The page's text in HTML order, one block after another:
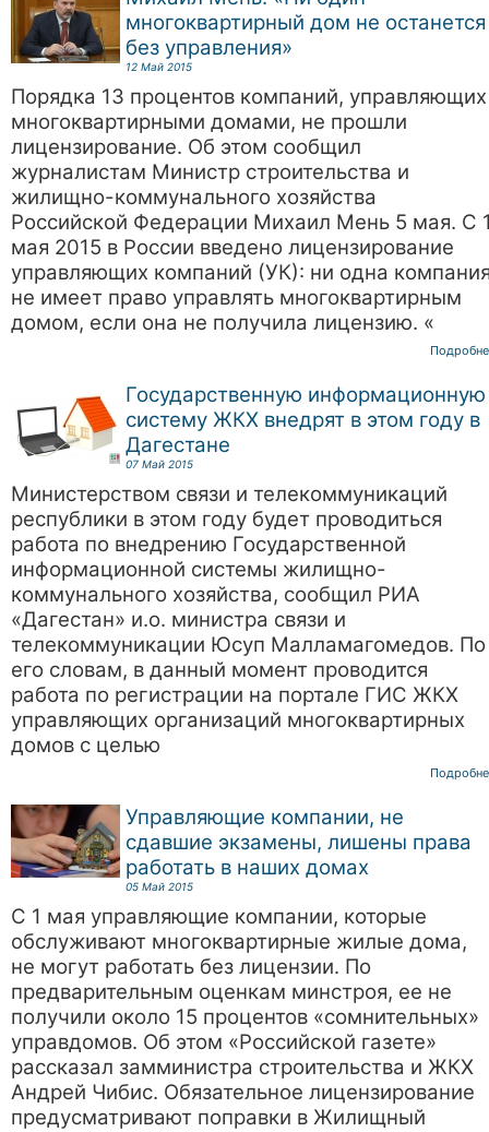
многоквартирный дом не останется
без управления»
12 Май 2015
Порядка 13 процентов компаний, управляющих
многоквартирными домами, не прошли
лицензирование. Об этом сообщил
журналистам Министр строительства и
жилищно-коммунального хозяйства
Российской Федерации Михаил Мень 5 мая. С
мая 2015 в России введено лицензирование
управляющих компаний (УК): ни одна
не имеет право управлять многоквартирным
домом, если она не получила лицензию. «
Государственную информационную
систему ЖКХ внедрят в этом году в
Дагестане
07 Май 2015
Министерством связи и телекоммуникаций
республики в этом году будет проводиться
работа по внедрению Государственной
информационной системы жилищно-
коммунального хозяйства, сообщил РИА
«Дагестан» и.о. министра связи и
телекоммуникации Юсуп Малламагомедов. По
его словам, в данный момент проводится
работа по регистрации на портале ГИС ЖКХ
управляющих организаций многоквартирных
домов с целью
Управляющие компании, не
сдавшие экзамены, лишены права
работать в наших домах
05 Май 2015
С 1 мая управляющие компании, которые
обслуживают многоквартирные жилые дома,
не могут работать без лицензии. По
предварительным оценкам минстроя, ее не
получили около 15 процентов «сомнительных»
управдомов. Об этом «Российской газете»
рассказал замминистра строительства и ЖКХ
Андрей Чибис. Обязательное лицензирование
предусматривают поправки в Жилищный